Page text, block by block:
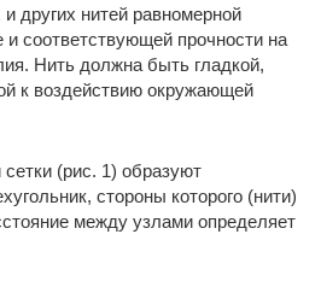
других нитей равномерной
соответствующей прочности на
Нить должна быть гладкой,
к воздействию окружающей
(рис. 1) образуют
стороны которого (нити)
между узлами определяет